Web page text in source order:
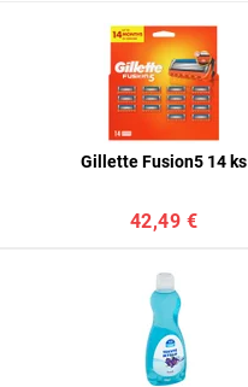
Gillette Fusion5 14 ks
42,49 €